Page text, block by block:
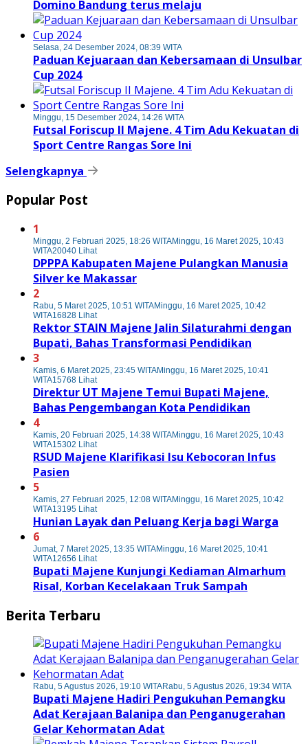
Domino Bandung terus melaju
Selasa, 24 Desember 2024, 08:39 WITA
Paduan Kejuaraan dan Kebersamaan di Unsulbar
Cup 2024
Minggu, 15 Desember 2024, 14:26 WITA
Futsal Foriscup II Majene. 4 Tim Adu Kekuatan di
Sport Centre Rangas Sore Ini
Selengkapnya
Popular Post
1
Minggu, 2 Februari 2025, 18:26 WITAMinggu, 16 Maret 2025, 10:43
WITA20040 Lihat
DPPPA Kabupaten Majene Pulangkan Manusia
Silver ke Makassar
2
Rabu, 5 Maret 2025, 10:51 WITAMinggu, 16 Maret 2025, 10:42
WITA16828 Lihat
Rektor STAIN Majene Jalin Silaturahmi dengan
Bupati, Bahas Transformasi Pendidikan
3
Kamis, 6 Maret 2025, 23:45 WITAMinggu, 16 Maret 2025, 10:41
WITA15768 Lihat
Direktur UT Majene Temui Bupati Majene,
Bahas Pengembangan Kota Pendidikan
4
Kamis, 20 Februari 2025, 14:38 WITAMinggu, 16 Maret 2025, 10:43
WITA15302 Lihat
RSUD Majene Klarifikasi Isu Kebocoran Infus
Pasien
5
Kamis, 27 Februari 2025, 12:08 WITAMinggu, 16 Maret 2025, 10:42
WITA13195 Lihat
Hunian Layak dan Peluang Kerja bagi Warga
6
Jumat, 7 Maret 2025, 13:35 WITAMinggu, 16 Maret 2025, 10:41
WITA12656 Lihat
Bupati Majene Kunjungi Kediaman Almarhum
Risal, Korban Kecelakaan Truk Sampah
Berita Terbaru
Rabu, 5 Agustus 2026, 19:10 WITARabu, 5 Agustus 2026, 19:34 WITA
Bupati Majene Hadiri Pengukuhan Pemangku
Adat Kerajaan Balanipa dan Penganugerahan
Gelar Kehormatan Adat